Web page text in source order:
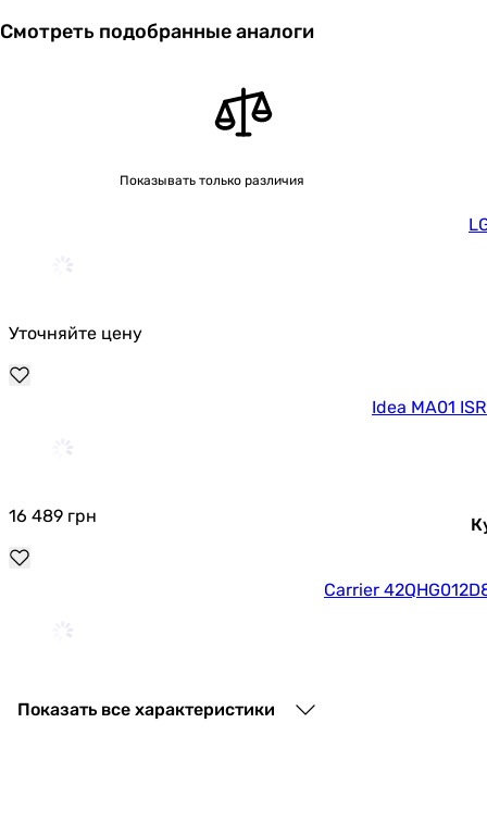
Смотреть подобранные аналоги
Показывать только различия
Уточняйте цену
Idea MA01
16 489 грн
Carrier
24 999
Показать все характеристики